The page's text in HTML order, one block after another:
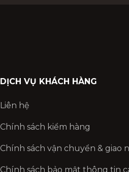
DỊCH VỤ KHÁCH HÀNG
Liên hệ
Chính sách kiểm hàng
Chính sách vận chuyển & giao
Chính sách bảo mật thông tin